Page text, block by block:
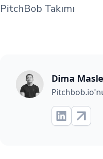
PitchBob Takımı
Dima